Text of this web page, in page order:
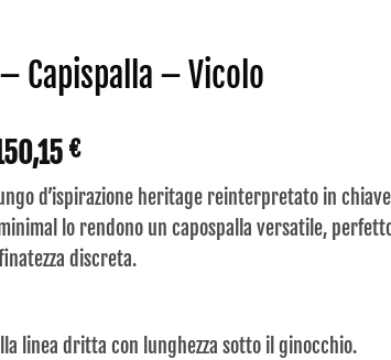
Capispalla – Vicolo
€.
€Il
prezzo
attuale
è:
150,15 €.
d’ispirazione heritage reinterpretato in
minimal lo rendono un capospalla versatile,
discreta.
linea dritta con lunghezza sotto il ginocchio.